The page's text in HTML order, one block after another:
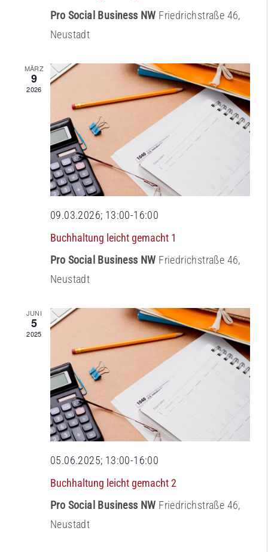
Pro Social Business NW Friedrichstraße 46,
Neustadt
MÄRZ
9
2026
09.03.2026; 13:00-16:00
Buchhaltung leicht gemacht 1
Pro Social Business NW Friedrichstraße 46,
Neustadt
JUNI
5
2025
05.06.2025; 13:00-16:00
Buchhaltung leicht gemacht 2
Pro Social Business NW Friedrichstraße 46,
Neustadt